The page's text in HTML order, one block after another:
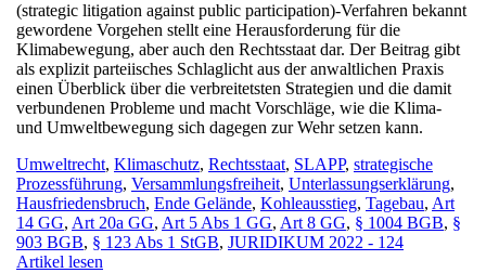
(strategic litigation against public participation)-Verfahren bekannt
gewordene Vorgehen stellt eine Herausforderung für die
Klimabewegung, aber auch den Rechtsstaat dar. Der Beitrag gibt
als explizit parteiisches Schlaglicht aus der anwaltlichen Praxis
einen Überblick über die verbreitetsten Strategien und die damit
verbundenen Probleme und macht Vorschläge, wie die Klima-
und Umweltbewegung sich dagegen zur Wehr setzen kann.
Umweltrecht, Klimaschutz, Rechtsstaat, SLAPP, strategische
Prozessführung, Versammlungsfreiheit, Unterlassungserklärung,
Hausfriedensbruch, Ende Gelände, Kohleausstieg, Tagebau, Art
14 GG, Art 20a GG, Art 5 Abs 1 GG, Art 8 GG, § 1004 BGB, §
903 BGB, § 123 Abs 1 StGB, JURIDIKUM 2022 - 124
Artikel lesen